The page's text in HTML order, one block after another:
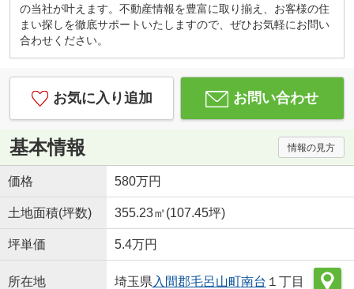
の当社が叶えます。不動産情報を豊富に取り揃え、お客様の住
まい探しを徹底サポートいたしますので、ぜひお気軽にお問い
合わせください。
お気に入り追加 お問い合わせ
基本情報 情報の見方
価格 580万円
土地面積(坪数) 355.23㎡(107.45坪)
坪単価 5.4万円
所在地 埼玉県 入間郡毛呂山町南台 １丁目